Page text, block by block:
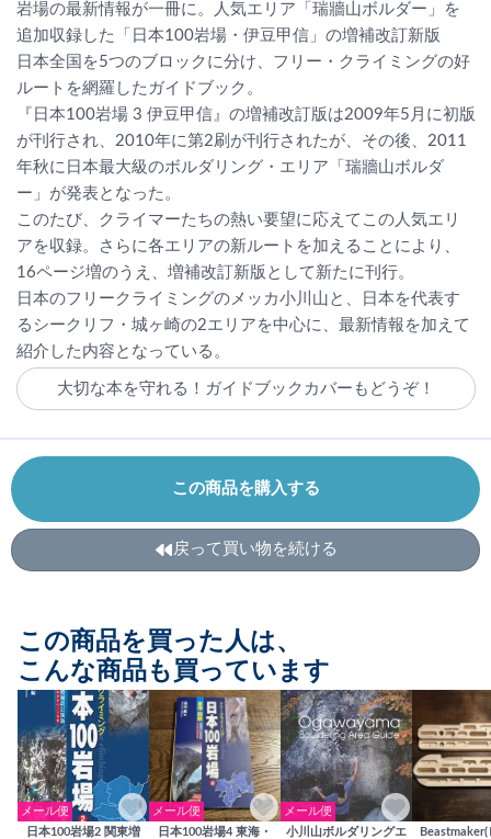
岩場の最新情報が一冊に。人気エリア「瑞牆山ボルダー」を
追加収録した「日本100岩場・伊豆甲信」の増補改訂新版
日本全国を5つのブロックに分け、フリー・クライミングの好
ルートを網羅したガイドブック。
『日本100岩場 3 伊豆甲信』の増補改訂版は2009年5月に初版
が刊行され、2010年に第2刷が刊行されたが、その後、2011
年秋に日本最大級のボルダリング・エリア「瑞牆山ボルダ
ー」が発表となった。
このたび、クライマーたちの熱い要望に応えてこの人気エリ
アを収録。さらに各エリアの新ルートを加えることにより、
16ページ増のうえ、増補改訂新版として新たに刊行。
日本のフリークライミングのメッカ小川山と、日本を代表す
るシークリフ・城ヶ崎の2エリアを中心に、最新情報を加えて
紹介した内容となっている。
大切な本を守れる！ガイドブックカバーもどうぞ！
この商品を購入する
戻って買い物を続ける
この商品を買った人は、
こんな商品も買っています
メール便
日本100岩場2 関東増
メール便
日本100岩場4 東海・
メール便
小川山ボルダリングエ